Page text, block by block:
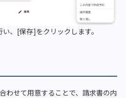
、[保存]をクリックします。
わせて用意することで、請求書の内